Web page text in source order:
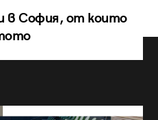
в София, от които